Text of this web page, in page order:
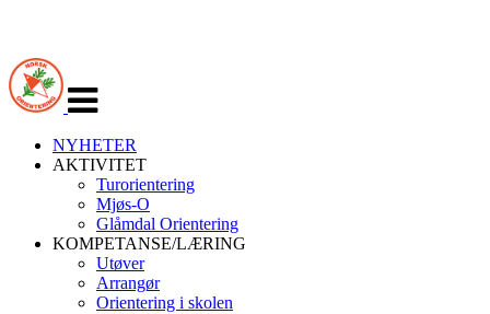
navigasjon
NYHETER
AKTIVITET
Turorientering
Mjøs-O
Glåmdal Orientering
KOMPETANSE/LÆRING
Utøver
Arrangør
Orientering i skolen